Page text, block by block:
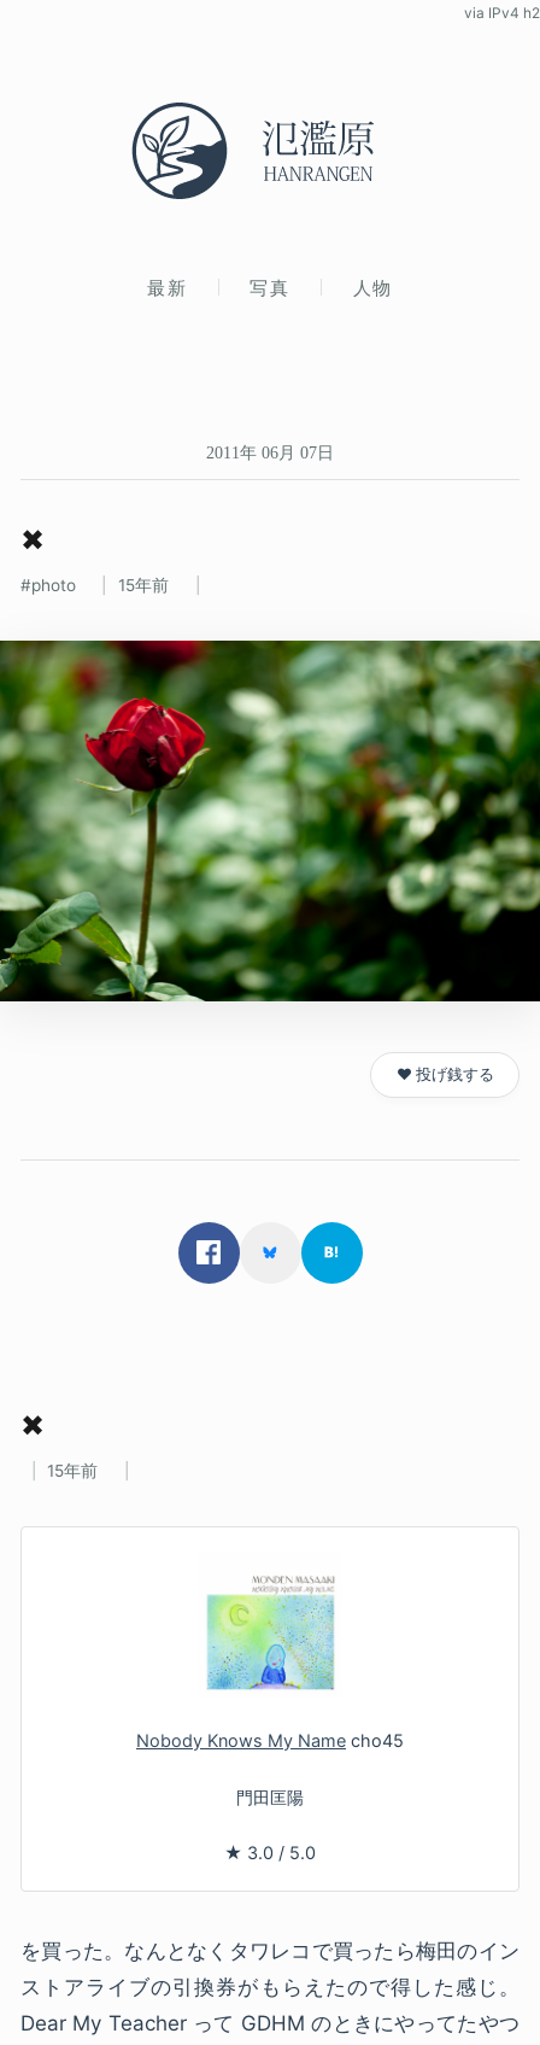
最新 写真 人物
via IPv4 h2
2011年 06月 07日
✖
photo 15年前
❤️ 投げ銭する
✖
15年前
Nobody Knows My Name cho45
門田匡陽
★ 3.0 / 5.0
を買った。なんとなくタワレコで買ったら梅田のイン
ストアライブの引換券がもらえたので得した感じ。
Dear My Teacher って GDHM のときにやってたやつ